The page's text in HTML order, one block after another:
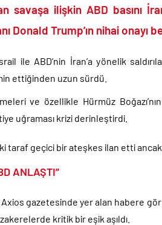
Merkez Bankası’ndan Kripto Varlık
CHP’den AK Parti’ye geçen Tuzla
Efsane Başkan Aziz Yıldırım’dan
CHP içindeki Rüşvet, Yolsuzluk,
Parti dün kuruldu il başkanı bugün
savaşa ilişkin ABD basını
Donald Trump’ın nihai onayı
ile ABD’nin İran’a yönelik
ettiğinden uzun sürdü.
ve özellikle Hürmüz
uğraması krizi derinleştirdi.
taraf geçici bir ateşkes ilan etti ancak
ANLAŞTI”
gazetesinde yer alan habere
kritik bir eşik aşıldı.